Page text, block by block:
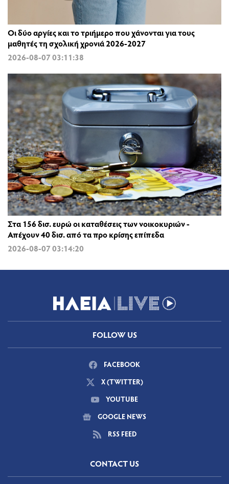
Οι δύο αργίες και το τριήμερο που χάνονται για τους
μαθητές τη σχολική χρονιά 2026-2027
2026-08-07 03:11:38
Στα 156 δισ. ευρώ οι καταθέσεις των νοικοκυριών -
Απέχουν 40 δισ. από τα προ κρίσης επίπεδα
2026-08-07 03:14:20
FOLLOW US
FACEBOOK
X (TWITTER)
YOUTUBE
GOOGLE NEWS
RSS FEED
CONTACT US